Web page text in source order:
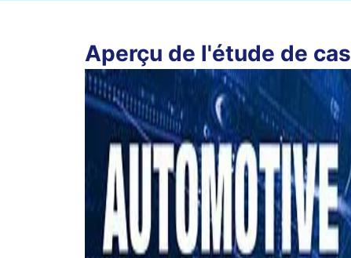
Aperçu de l'étude de cas